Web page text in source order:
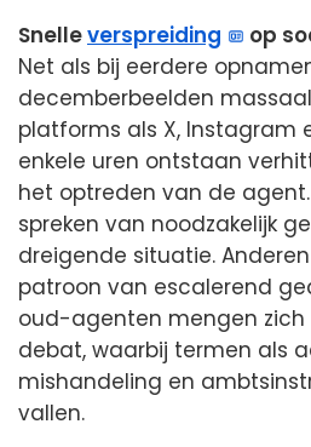
Snelleverspreiding
op
Net als bij eerdere
decemberbeelden
platforms als X, Instagram
enkele uren ontstaan
het optreden van de
spreken van noodzakelijk
dreigende situatie.
patroon van escalerend
oud-agenten mengen zich
debat, waarbij termen als
mishandeling en
vallen.